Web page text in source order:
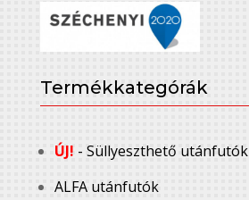
Termékkategórák
ÚJ! - Süllyeszthető utánfutók
ALFA utánfutók